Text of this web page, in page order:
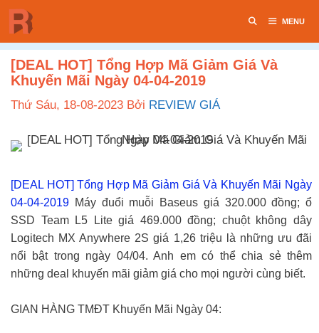
Chuyển
đến
nội
dung
MENU
[DEAL HOT] Tổng Hợp Mã Giảm Giá Và
Khuyến Mãi Ngày 04-04-2019
Thứ Sáu, 18-08-2023 Bởi REVIEW GIÁ
[DEAL HOT] Tổng Hợp Mã Giảm Giá Và Khuyến Mãi Ngày
04-04-2019 Máy đuổi muỗi Baseus giá 320.000 đồng; ổ
SSD Team L5 Lite giá 469.000 đồng; chuột không dây
Logitech MX Anywhere 2S giá 1,26 triệu là những ưu đãi
nổi bật trong ngày 04/04. Anh em có thể chia sẻ thêm
những deal khuyến mãi giảm giá cho mọi người cùng biết.
GIAN HÀNG TMĐT Khuyến Mãi Ngày 04: